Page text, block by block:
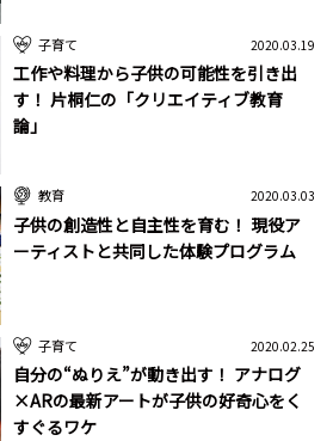
子育て 2020.03.19
工作や料理から子供の可能性を引き出
す！ 片桐仁の「クリエイティブ教育
論」
教育 2020.03.03
子供の創造性と自主性を育む！ 現役ア
ーティストと共同した体験プログラム
子育て 2020.02.25
自分の“ぬりえ”が動き出す！ アナログ
×ARの最新アートが子供の好奇心をく
すぐるワケ